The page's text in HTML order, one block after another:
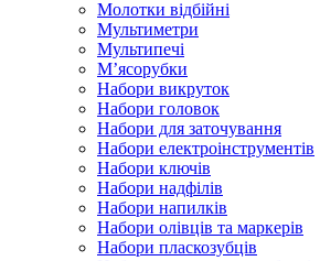
Молотки відбійні
Мультиметри
Мультипечі
М’ясорубки
Набори викруток
Набори головок
Набори для заточування
Набори електроінструментів
Набори ключів
Набори надфілів
Набори напилків
Набори олівців та маркерів
Набори пласкозубців